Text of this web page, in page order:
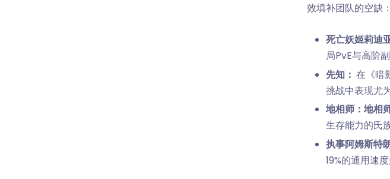
效填补团队的空缺：
死亡妖姬莉迪
局PvE与高阶
先知： 在《暗
挑战中表现尤
地相师：地相
生存能力的氏
执事阿姆斯特
19%的通用速